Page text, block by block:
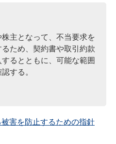
主となって、不当要求を
ため、契約書や取引約款
るとともに、可能な範囲
する。
害を防止するための指針